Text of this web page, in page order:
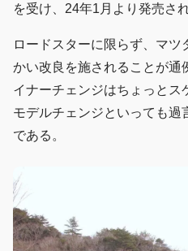
を受け、24年1月より発売され
ロードスターに限らず、マ
かい改良を施されることが通
イナーチェンジはちょっと
モデルチェンジといっても
である。